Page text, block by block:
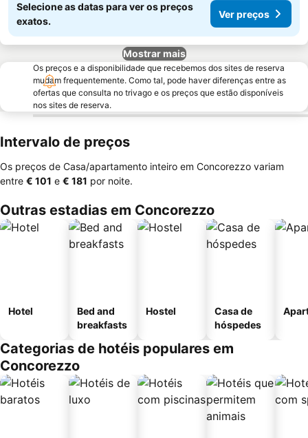
Selecione as datas para ver os preços
exatos.
Ver preços
Mostrar mais
Os preços e a disponibilidade que recebemos dos sites de reserva
mudam frequentemente. Como tal, pode haver diferenças entre as
ofertas que consulta no trivago e os preços que estão disponíveis
nos sites de reserva.
Intervalo de preços
Os preços de Casa/apartamento inteiro em Concorezzo variam
entre ‎€ 101 e ‎€ 181 por noite.
Outras estadias em Concorezzo
Hotel
Bed and
breakfasts
Hostel
Casa de
hóspedes
Categorias de hotéis populares em
Concorezzo